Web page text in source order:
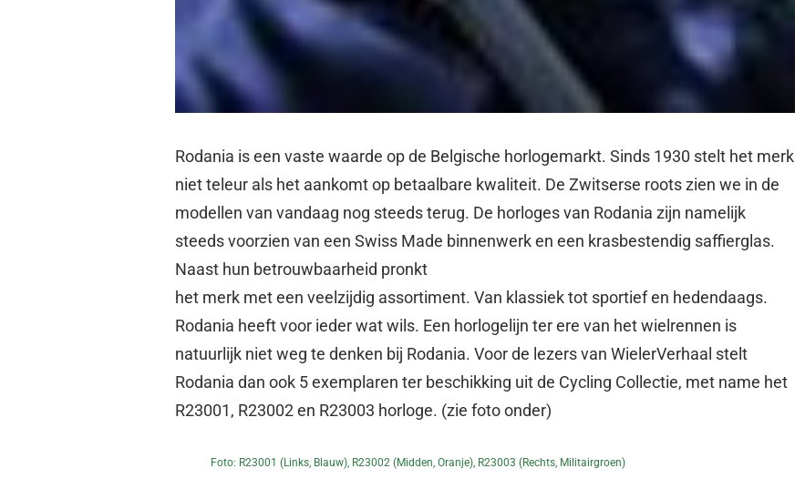
Rodania is een vaste waarde op de Belgische horlogemarkt. Sinds 1930 stelt het merk
niet teleur als het aankomt op betaalbare kwaliteit. De Zwitserse roots zien we in de
modellen van vandaag nog steeds terug. De horloges van Rodania zijn namelijk
steeds voorzien van een Swiss Made binnenwerk en een krasbestendig saffierglas.
Naast hun betrouwbaarheid pronkt
het merk met een veelzijdig assortiment. Van klassiek tot sportief en hedendaags.
Rodania heeft voor ieder wat wils. Een horlogelijn ter ere van het wielrennen is
natuurlijk niet weg te denken bij Rodania. Voor de lezers van WielerVerhaal stelt
Rodania dan ook 5 exemplaren ter beschikking uit de Cycling Collectie, met name het
R23001, R23002 en R23003 horloge. (zie foto onder)
Foto: R23001 (links, Blauw), R23002 (midden, Oranje), R23003 (rechts, Militairgroen)